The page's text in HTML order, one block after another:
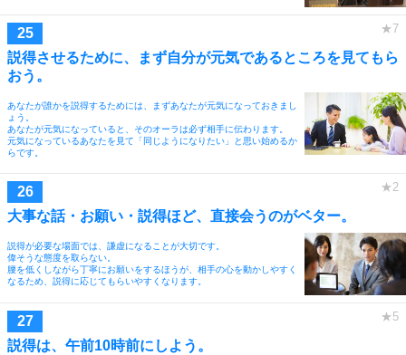
説得させるために、まず自分が元気であるところを見てもら
おう。
あなたが誰かを説得するためには、まずあなたが元気になっておきまし
ょう。
あなたが元気になっていると、そのオーラは必ず相手に伝わります。
元気になっているあなたを見て「同じようになりたい」と思い始めるか
らです。
大事な話・お願い・説得ほど、直接会うのがベター。
説得が必要な場面では、謙虚になることが大切です。
偉そうな態度を取らない。
腰を低くしながら丁寧にお願いをするほうが、相手の心を動かしやすく
なるため、説得に応じてもらいやすくなります。
説得は、午前10時前にしよう。